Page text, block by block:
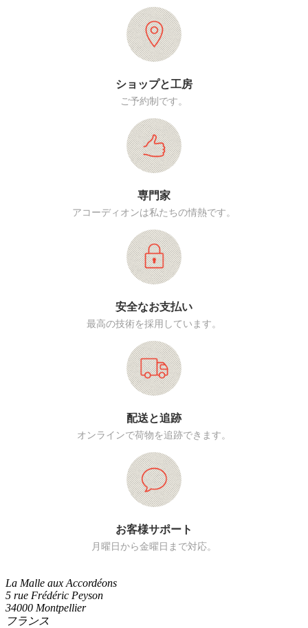
ショップと工房
ご予約制です。
専門家
アコーディオンは私たちの情熱です。
安全なお支払い
最高の技術を採用しています。
配送と追跡
オンラインで荷物を追跡できます。
お客様サポート
月曜日から金曜日まで対応。
La Malle aux Accordéons
5 rue Frédéric Peyson
34000 Montpellier
フランス